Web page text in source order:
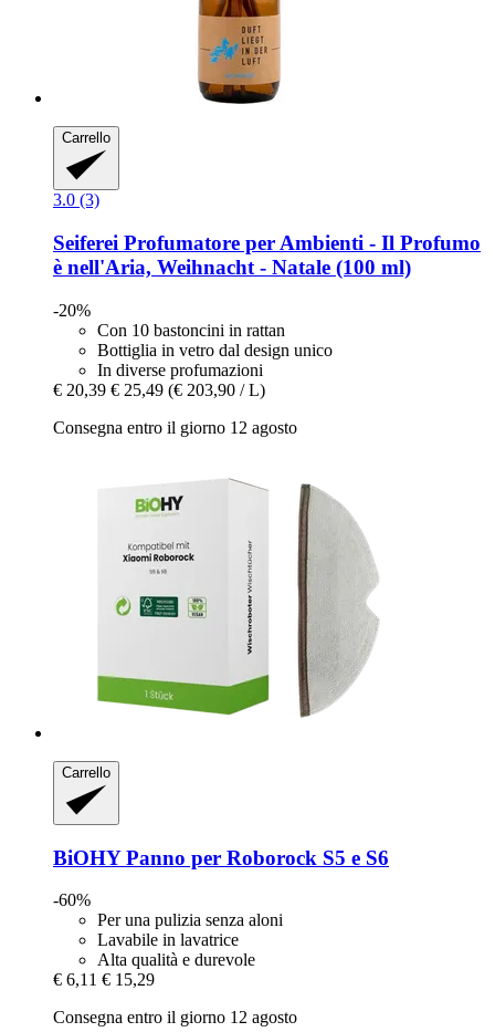
Carrello
3.0 (3)
Seiferei Profumatore per Ambienti -​ Il Profumo
è nell'Aria, Weihnacht -​ Natale (100 ml)
-20%
Con 10 bastoncini in rattan
Bottiglia in vetro dal design unico
In diverse profumazioni
€ 20,39 € 25,49 (€ 203,90 / L)
Consegna entro il giorno 12 agosto
Carrello
BiOHYPanno per Roborock S5 e S6
-60%
Per una pulizia senza aloni
Lavabile in lavatrice
Alta qualità e durevole
€ 6,11 € 15,29
Consegna entro il giorno 12 agosto